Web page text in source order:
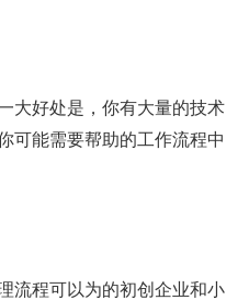
大好处是，你有大量的技术
可能需要帮助的工作流程中
流程可以为的初创企业和小